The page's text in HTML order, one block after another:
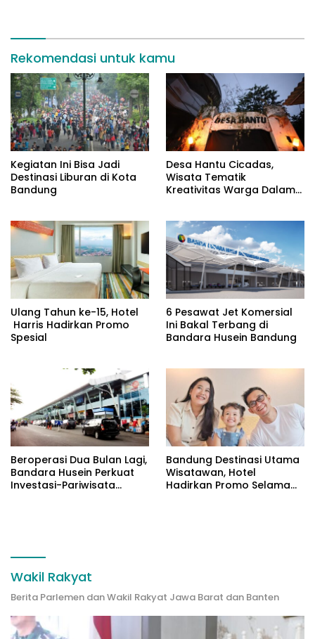
Rekomendasi untuk kamu
Kegiatan Ini Bisa Jadi
Destinasi Liburan di Kota
Bandung
Desa Hantu Cicadas,
Wisata Tematik
Kreativitas Warga Dalam
Ulang Tahun ke-15, Hotel
Harris Hadirkan Promo
Spesial
6 Pesawat Jet Komersial
Ini Bakal Terbang di
Bandara Husein Bandung
Beroperasi Dua Bulan Lagi,
Bandara Husein Perkuat
Investasi-Pariwisata
Bandung Destinasi Utama
Wisatawan, Hotel
Hadirkan Promo Selama
Wakil Rakyat
Berita Parlemen dan Wakil Rakyat Jawa Barat dan Banten